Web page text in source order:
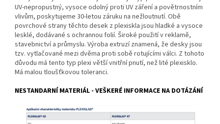
UV-nepropustný, vysoce odolný proti UV záření a povětrnostním
vlivům, poskytujeme 30-letou záruku na nežloutnutí. Obě
povrchové strany těchto desek z plexiskla jsou hladké a vysoce
lesklé, dodávané s ochrannou folií. Široké použití v reklamě,
stavebnictví a průmyslu. Výroba extruzí znamená, že desky jsou
tzv. vytlačované mezi dvěma proti sobě rotujícími válci. Z tohoto
důvodu má tento typ plexi větší vnitřní pnutí, než lité plexisklo.
Má malou tloušťkovou toleranci.
NESTANDARNÍ MATERIÁL - VEŠKERÉ INFORMACE NA DOTÁZÁNÍ